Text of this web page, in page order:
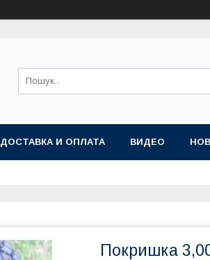
ДОСТАВКА И ОПЛАТА ВИДЕО
Покришка